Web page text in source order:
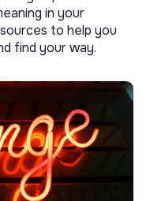
in your
to help you
find your way.